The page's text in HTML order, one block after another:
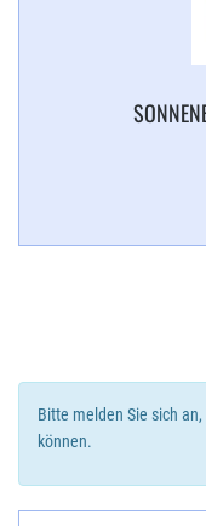
Bitte melden Sie sich
können.